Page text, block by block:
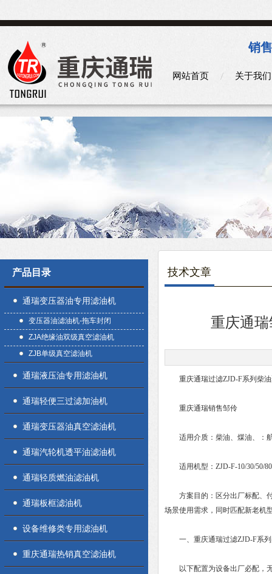
销
网站首页 关于我们
产品目录
通瑞变压器油专用滤油机
变压器油滤油机-拖车封闭
ZJA绝缘油双级真空滤油机
ZJB单级真空滤油机
通瑞液压油专用滤油机
通瑞轻便三过滤加油机
通瑞变压器油真空滤油机
通瑞汽轮机透平油滤油机
通瑞轻质燃油滤油机
通瑞板框滤油机
设备维修类专用滤油机
重庆通瑞热销真空滤油机
技术文章
重庆通
重庆通瑞过滤ZJD-F系列柴油
重庆通瑞销售邹伶
适用介质：柴油、煤油、：
适用机型：ZJD-F-10/30/50/80/
方案目的：区分出厂标配、付
场景使用需求，同时匹配新老机
一、重庆通瑞过滤ZJD-F系列
以下配置为设备出厂必配，无